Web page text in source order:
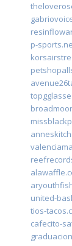
p-
united-
tios-
cafecito-